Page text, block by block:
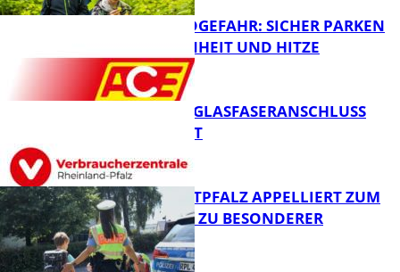
FB News
WALDBRANDGEFAHR: SICHER PARKEN
BEI TROCKENHEIT UND HITZE
FB News
WARUM EIN GLASFASERANSCHLUSS
SINNVOLL IST
POLIZEI WESTPFALZ APPELLIERT ZUM
SCHULSTART ZU BESONDERER
VORSICHT